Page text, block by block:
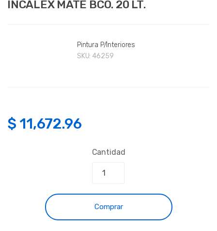
INCALEX MATE BCO. 20 LT.
Pintura P/Interiores
SKU: 46259
$ 11,672.96
Cantidad
Comprar